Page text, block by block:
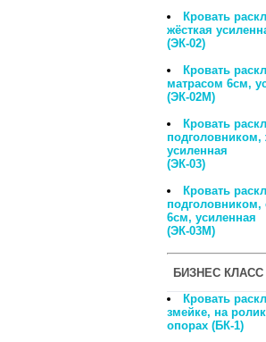
Кровать
жёсткая
(ЭК-02)
Кровать
матрасом 6см,
(ЭК-02М)
Кровать
подголовником,
усиленная
(ЭК-03)
Кровать
подголовником,
6см, усиленная
(ЭК-03М)
БИЗНЕС КЛАСС
Кровать
змейке, на
опорах (БК-1)